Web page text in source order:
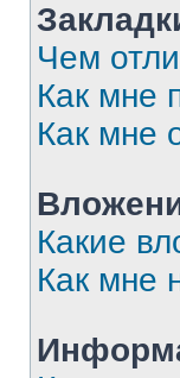
Чем
Как мне
Как мне
Какие
Как мне